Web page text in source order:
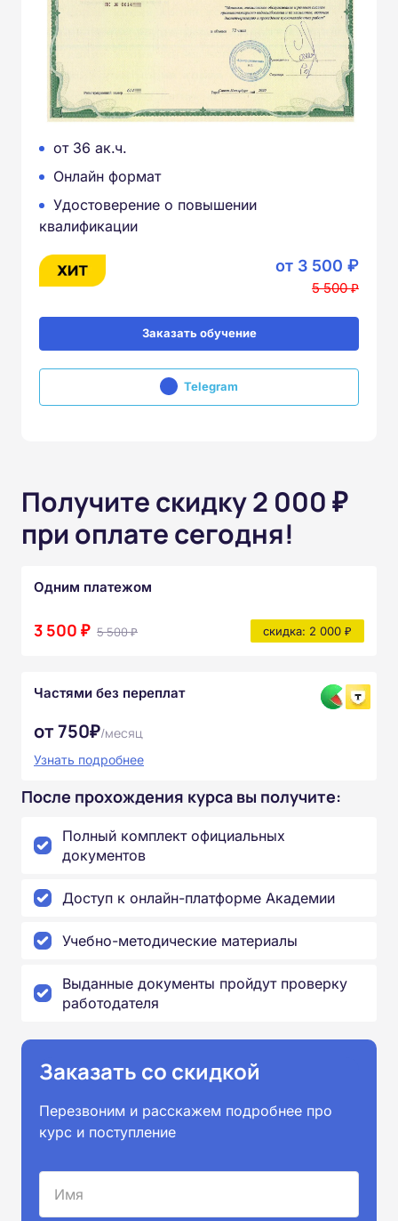
от 36 ак.ч.
Онлайн формат
Удостоверение о повышении
квалификации
от 3 500 ₽
5 500 ₽
Заказать обучение
Telegram
Получите скидку 2 000 ₽
при оплате сегодня!
Одним платежом
3 500 ₽ 5 500 ₽ скидка: 2 000 ₽
Частями без переплат
от 750₽/месяц
Узнать подробнее
После прохождения курса вы получите:
Полный комплект официальных
документов
Доступ к онлайн-платформе Академии
Учебно-методические материалы
Выданные документы пройдут проверку
работодателя
Заказать со скидкой
Перезвоним и расскажем подробнее про
курс и поступление